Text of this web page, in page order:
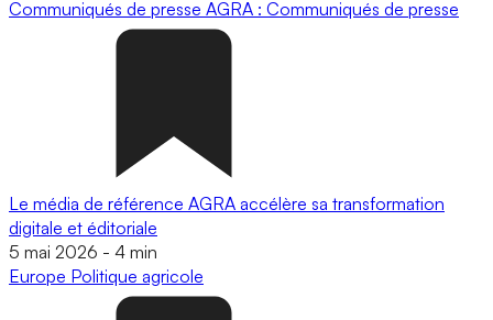
Communiqués de presse AGRA : Communiqués de presse
Le média de référence AGRA accélère sa transformation
digitale et éditoriale
5 mai 2026 - 4 min
Europe Politique agricole